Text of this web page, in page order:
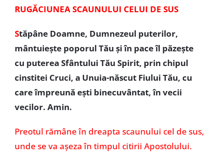
RUGĂCIUNEA SCAUNULUI CELUI DE SUS
Stăpâne Doamne, Dumnezeul puterilor,
mântuiește poporul Tău și în pace îl păzește
cu puterea Sfântului Tău Spirit, prin chipul
cinstitei Cruci, a Unuia-născut Fiului Tău, cu
care împreună ești binecuvântat, în vecii
vecilor. Amin.
Preotul rămâne în dreapta scaunului cel de sus,
unde se va așeza în timpul citirii Apostolului.